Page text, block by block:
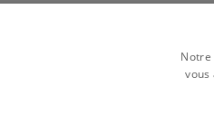
Notre
vous